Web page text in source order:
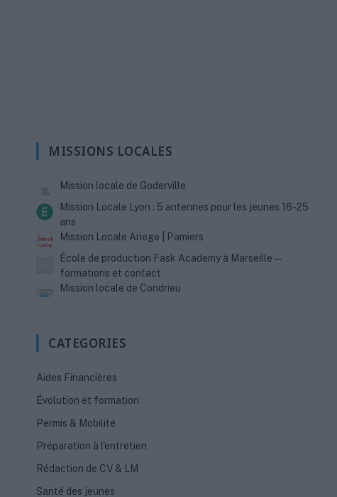
MISSIONS LOCALES
Mission locale de Goderville
Mission Locale Lyon : 5 antennes pour les jeunes 16-25
ans
Mission Locale Ariege | Pamiers
École de production Fask Academy à Marseille —
formations et contact
Mission locale de Condrieu
CATEGORIES
Aides Financières
Évolution et formation
Permis & Mobilité
Préparation à l'entretien
Rédaction de CV & LM
Santé des jeunes